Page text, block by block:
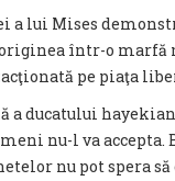
a lui Mises
într-o marfă
pe piaţa
a ducatului
nu-l va accepta.
nu pot spera să